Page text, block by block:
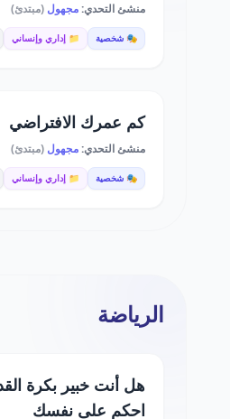
منشئ التحدي:مجهول (مبتدئ)
🎭 شخصية 📁 إداري وإنساني
كم عمرك الافتراضي
منشئ التحدي:مجهول (مبتدئ)
🎭 شخصية 📁 إداري وإنساني
الرياضة
هل أنت خبير بكرة
احكم على نفسك